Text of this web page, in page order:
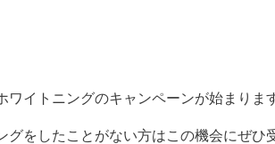
ワイトニングのキャンペーンが始まりま
グをしたことがない方はこの機会にぜひ